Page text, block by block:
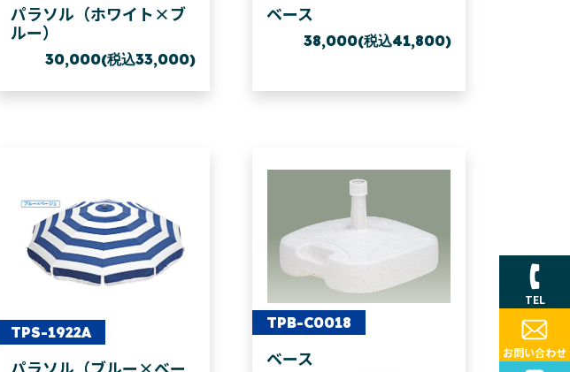
パラソル（ホワイト×ブ
ルー）
30,000(税込33,000)
ベース
38,000(税込41,800)
TPS-1922A
TPB-C0018
ベース
TEL
お問い合わせ